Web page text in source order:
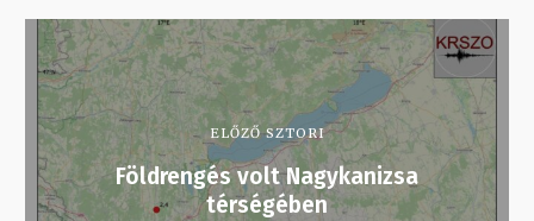
ELŐZŐ SZTORI
Földrengés volt Nagykanizsa
térségében